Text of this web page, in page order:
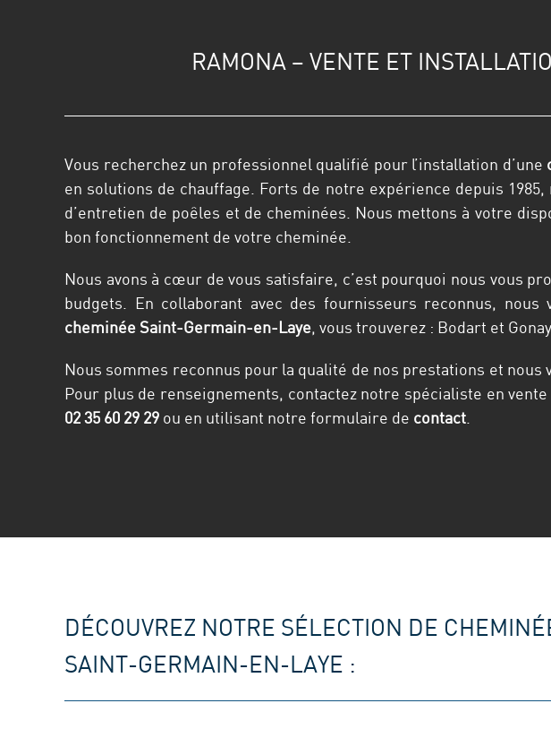
RAMONA – VENTE ET
Vous recherchez un professionnel qualifié pour l’installation d’une
en solutions de chauffage. Forts de notre expérience depuis
d’entretien de poêles et de cheminées. Nous mettons à votre
bon fonctionnement de votre cheminée.
Nous avons à cœur de vous satisfaire, c’est pourquoi nous vous
budgets. En collaborant avec des fournisseurs reconnus,
cheminée Saint-Germain-en-Laye, vous trouverez : Bodart et
Nous sommes reconnus pour la qualité de nos prestations et
Pour plus de renseignements, contactez notre spécialiste en
02 35 60 29 29 ou en utilisant notre formulaire de contact.
DÉCOUVREZ NOTRE SÉLECTION DE
SAINT-GERMAIN-EN-LAYE :